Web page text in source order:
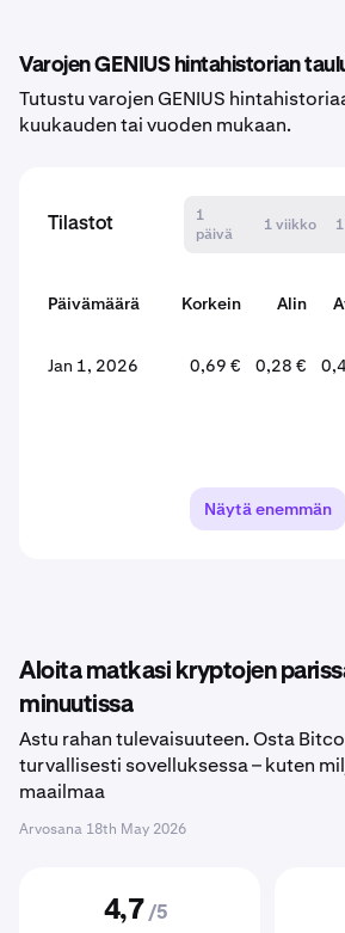
Varojen GENIUS hintahistorian
Tutustu varojen GENIUS
kuukauden tai vuoden mukaan.
Tilastot
1
päivä
1 viikko
Päivämäärä Korkein Alin
Jan 1, 2026 0,69 € 0,28 €
Näytä enemmän
Aloita matkasi kryptojen
minuutissa
Astu rahan tulevaisuuteen. Osta
turvallisesti sovelluksessa – kuten
maailmaa
Arvosana 18th May 2026
4,7 /5